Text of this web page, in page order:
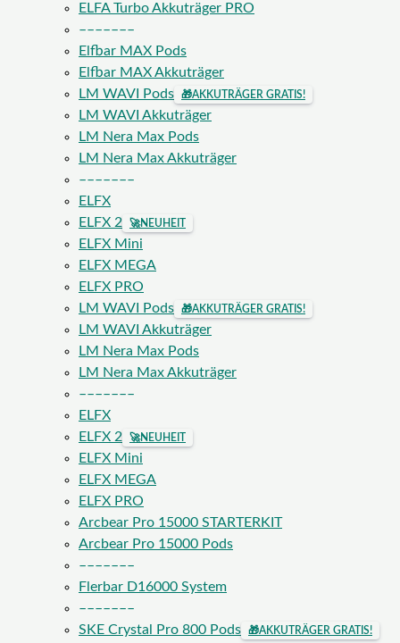
ELFA Turbo Akkuträger PRO
–––––––
Elfbar MAX Pods
Elfbar MAX Akkuträger
LM WAVI Pods
🎁AKKUTRÄGER GRATIS!
LM WAVI Akkuträger
LM Nera Max Pods
LM Nera Max Akkuträger
–––––––
ELFX
ELFX 2
🚀NEUHEIT
ELFX Mini
ELFX MEGA
ELFX PRO
LM WAVI Pods
🎁AKKUTRÄGER GRATIS!
LM WAVI Akkuträger
LM Nera Max Pods
LM Nera Max Akkuträger
–––––––
ELFX
ELFX 2
🚀NEUHEIT
ELFX Mini
ELFX MEGA
ELFX PRO
Arcbear Pro 15000 STARTERKIT
Arcbear Pro 15000 Pods
–––––––
Flerbar D16000 System
–––––––
SKE Crystal Pro 800 Pods
🎁AKKUTRÄGER GRATIS!